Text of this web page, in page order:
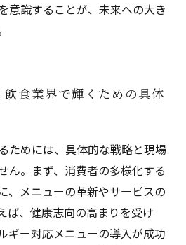
意識することが、未来への大き
食業界で輝くための具体
ためには、具体的な戦略と現場
ん。まず、消費者の多様化する
、メニューの革新やサービスの
ば、健康志向の高まりを受け
ギー対応メニューの導入が成功